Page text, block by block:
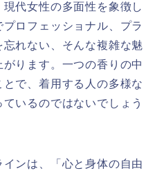
代女性の多面性を象徴し
ロフェッショナル、プラ
れない、そんな複雑な魅
ります。一つの香りの中
で、着用する人の多様な
いるのではないでしょう
ンは、「心と身体の自由